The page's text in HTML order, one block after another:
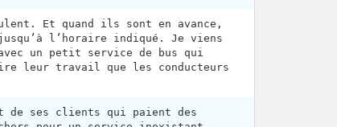
Et quand ils sont en avance,
l’horaire indiqué. Je viens
un petit service de bus qui
leur travail que les conducteurs
de ses clients qui paient des